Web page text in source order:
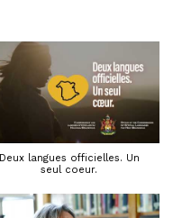
Deux langues officielles. Un
seul coeur.